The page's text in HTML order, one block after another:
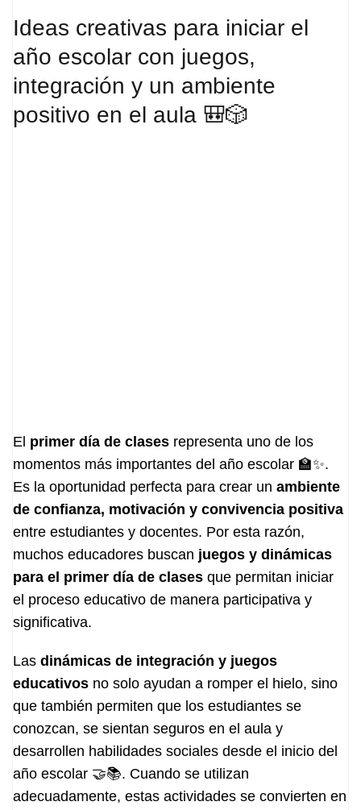
Ideas creativas para iniciar el
año escolar con juegos,
integración y un ambiente
positivo en el aula 🎒🎲
El primer día de clases representa uno de los
momentos más importantes del año escolar 🏫✨.
Es la oportunidad perfecta para crear un ambiente
de confianza, motivación y convivencia positiva
entre estudiantes y docentes. Por esta razón,
muchos educadores buscan juegos y dinámicas
para el primer día de clases que permitan iniciar
el proceso educativo de manera participativa y
significativa.
Las dinámicas de integración y juegos
educativos no solo ayudan a romper el hielo, sino
que también permiten que los estudiantes se
conozcan, se sientan seguros en el aula y
desarrollen habilidades sociales desde el inicio del
año escolar 🤝📚. Cuando se utilizan
adecuadamente, estas actividades se convierten en